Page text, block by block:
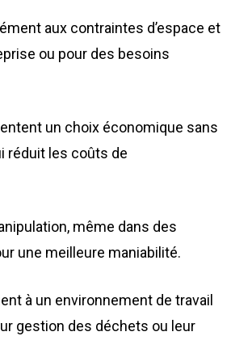
aux contraintes d’espace et
ou pour des besoins
un choix économique sans
réduit les coûts de
même dans des
une meilleure maniabilité.
à un environnement de travail
gestion des déchets ou leur